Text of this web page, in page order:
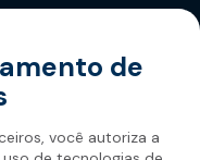
você autoriza a